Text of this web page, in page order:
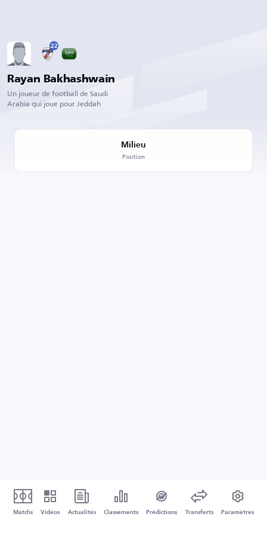
22
Rayan Bakhashwain
Un joueur de football de Saudi
Arabia qui joue pour Jeddah
Milieu
Position
Matchs Vidéos Actualités Classements Prédictions Transferts Paramètres